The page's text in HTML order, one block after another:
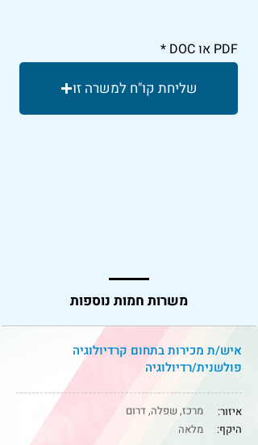
PDF או DOC
שליחת קו"ח למשרה זו
משרות חמות נוספות
איש/ת מכירות בתחום קרדיולוגיה
פולשנית/רדיולוגיה
איזור:
מרכז, שפלה, דרום
היקף:
מלאה